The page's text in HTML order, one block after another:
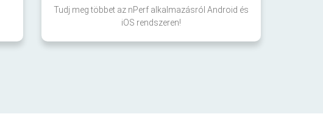
Tudj meg többet az nPerf alkalmazásról Android és
iOS rendszeren!